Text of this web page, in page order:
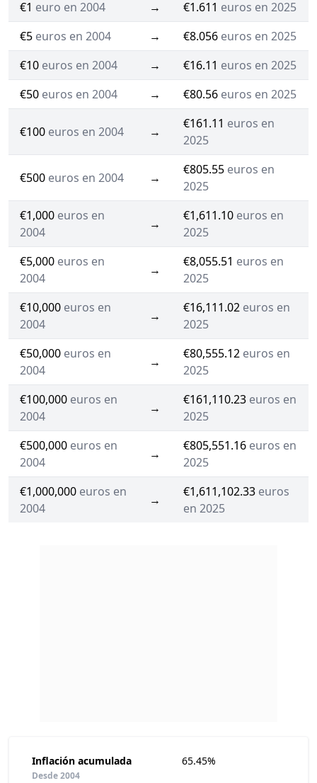
€1 euro en 2004 → €1.611 euros en 2025
€5 euros en 2004 → €8.056 euros en 2025
€10 euros en 2004 → €16.11 euros en 2025
€50 euros en 2004 → €80.56 euros en 2025
€100 euros en 2004 →
€161.11 euros en
2025
€500 euros en 2004 →
€805.55 euros en
2025
€1,000 euros en
2004
→
€1,611.10 euros en
2025
€5,000 euros en
2004
→
€8,055.51 euros en
2025
€10,000 euros en
2004
→
€16,111.02 euros en
2025
€50,000 euros en
2004
→
€80,555.12 euros en
2025
€100,000 euros en
2004
→
€161,110.23 euros en
2025
€500,000 euros en
2004
→
€805,551.16 euros en
2025
€1,000,000 euros en
2004
→
€1,611,102.33 euros
en 2025
Inflación acumulada
Desde 2004
65.45%